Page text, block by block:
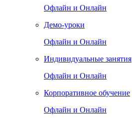
Офлайн и Онлайн
Демо-уроки
Офлайн и Онлайн
Индивидуальные занятия
Офлайн и Онлайн
Корпоративное обучение
Офлайн и Онлайн